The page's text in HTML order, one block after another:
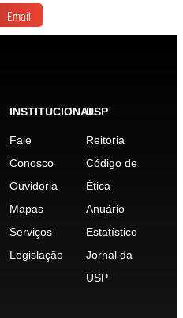
Email
INSTITUCIONAL
Fale
Conosco
Ouvidoria
Mapas
Serviços
Legislação
USP
Reitoria
Código de
Ética
Anuário
Estatístico
Jornal da
USP